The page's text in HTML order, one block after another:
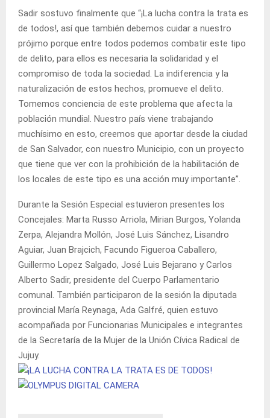
Sadir sostuvo finalmente que “¡La lucha contra la trata es
de todos!, así que también debemos cuidar a nuestro
prójimo porque entre todos podemos combatir este tipo
de delito, para ellos es necesaria la solidaridad y el
compromiso de toda la sociedad. La indiferencia y la
naturalización de estos hechos, promueve el delito.
Tomemos conciencia de este problema que afecta la
población mundial. Nuestro país viene trabajando
muchísimo en esto, creemos que aportar desde la ciudad
de San Salvador, con nuestro Municipio, con un proyecto
que tiene que ver con la prohibición de la habilitación de
los locales de este tipo es una acción muy importante”.
Durante la Sesión Especial estuvieron presentes los
Concejales: Marta Russo Arriola, Mirian Burgos, Yolanda
Zerpa, Alejandra Mollón, José Luis Sánchez, Lisandro
Aguiar, Juan Brajcich, Facundo Figueroa Caballero,
Guillermo Lopez Salgado, José Luis Bejarano y Carlos
Alberto Sadir, presidente del Cuerpo Parlamentario
comunal. También participaron de la sesión la diputada
provincial María Reynaga, Ada Galfré, quien estuvo
acompañada por Funcionarias Municipales e integrantes
de la Secretaría de la Mujer de la Unión Cívica Radical de
Jujuy.